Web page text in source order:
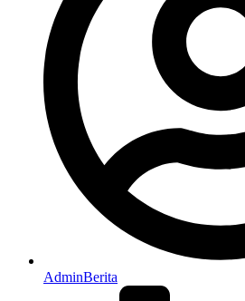
AdminBerita